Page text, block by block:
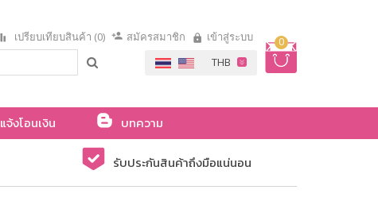
0
เปรียบเทียบสินค้า (0) สมัครสมาชิก เข้าสู่ระบบ
แจ้งโอนเงิน บทความ
รับประกันสินค้าถึงมือแน่นอน